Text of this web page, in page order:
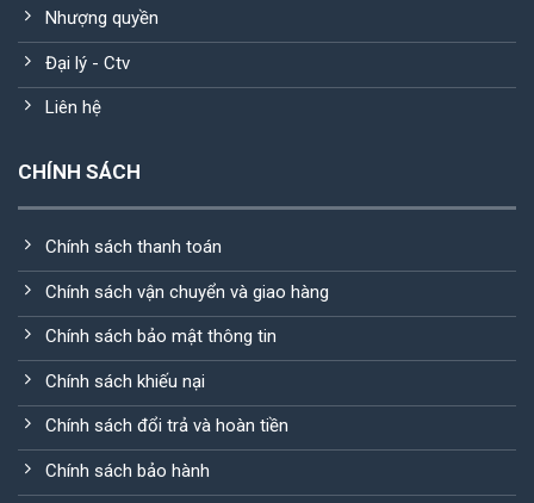
Nhượng quyền
Đại lý - Ctv
Liên hệ
CHÍNH SÁCH
Chính sách thanh toán
Chính sách vận chuyển và giao hàng
Chính sách bảo mật thông tin
Chính sách khiếu nại
Chính sách đổi trả và hoàn tiền
Chính sách bảo hành